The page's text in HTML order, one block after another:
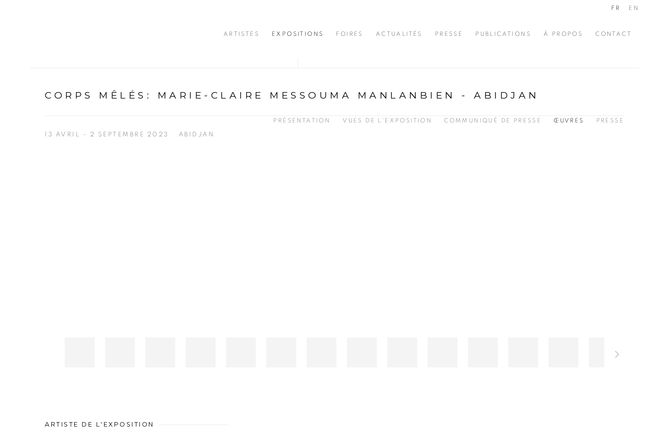
ARTISTES EXPOSITIONS FOIRES ACTUALITÉS PRESSE PUBLICATIONS À PROPOS CONTACT
FR EN
CORPS MÊLÉS : MARIE-CLAIRE MESSOUMA MANLANBIEN - ABIDJAN
13 AVRIL - 2 SEPTEMBRE 2023 ABIDJAN
PRÉSENTATION VUES DE L'EXPOSITION COMMUNIQUÉ DE PRESSE ŒUVRES PRESSE
ARTISTE DE L'EXPOSITION